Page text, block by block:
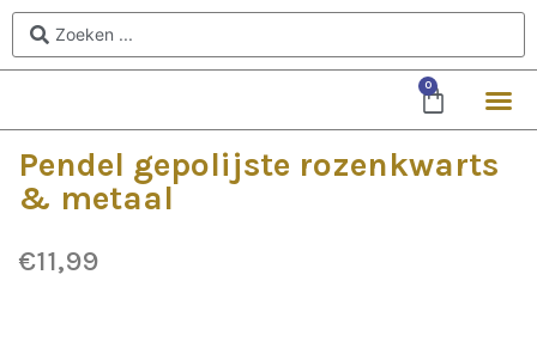
0
Pendel gepolijste rozenkwarts
& metaal
€11,99